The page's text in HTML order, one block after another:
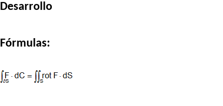
Desarrollo
Fórmulas: